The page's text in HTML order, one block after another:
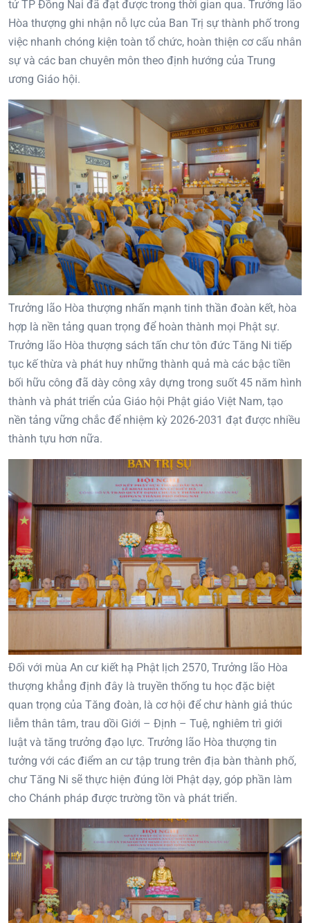
tử TP Đồng Nai đã đạt được trong thời gian qua. Trưởng lão
Hòa thượng ghi nhận nỗ lực của Ban Trị sự thành phố trong
việc nhanh chóng kiện toàn tổ chức, hoàn thiện cơ cấu nhân
sự và các ban chuyên môn theo định hướng của Trung
ương Giáo hội.
Trưởng lão Hòa thượng nhấn mạnh tinh thần đoàn kết, hòa
hợp là nền tảng quan trọng để hoàn thành mọi Phật sự.
Trưởng lão Hòa thượng sách tấn chư tôn đức Tăng Ni tiếp
tục kế thừa và phát huy những thành quả mà các bậc tiền
bối hữu công đã dày công xây dựng trong suốt 45 năm hình
thành và phát triển của Giáo hội Phật giáo Việt Nam, tạo
nền tảng vững chắc để nhiệm kỳ 2026-2031 đạt được nhiều
thành tựu hơn nữa.
Đối với mùa An cư kiết hạ Phật lịch 2570, Trưởng lão Hòa
thượng khẳng định đây là truyền thống tu học đặc biệt
quan trọng của Tăng đoàn, là cơ hội để chư hành giả thúc
liễm thân tâm, trau dồi Giới – Định – Tuệ, nghiêm trì giới
luật và tăng trưởng đạo lực. Trưởng lão Hòa thượng tin
tưởng với các điểm an cư tập trung trên địa bàn thành phố,
chư Tăng Ni sẽ thực hiện đúng lời Phật dạy, góp phần làm
cho Chánh pháp được trường tồn và phát triển.